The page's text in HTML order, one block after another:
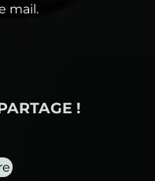
mail.
!